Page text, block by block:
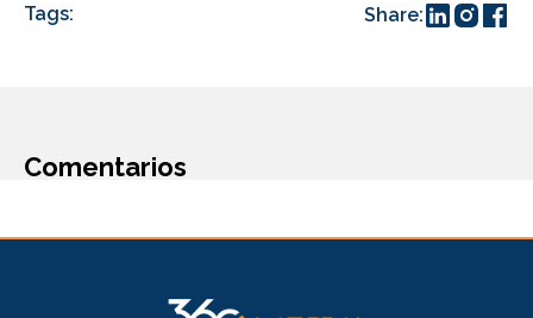
Tags: Share:
Comentarios